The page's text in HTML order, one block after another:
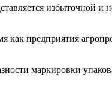
избыточной и
как предприятия
маркировки